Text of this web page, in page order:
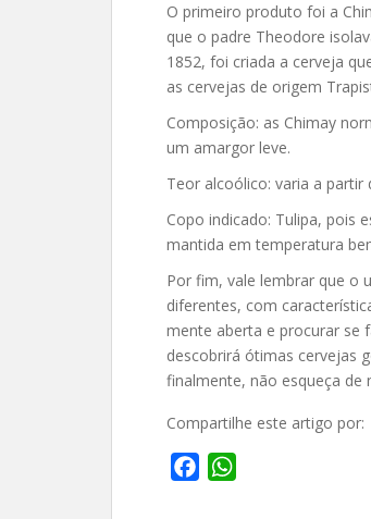
O primeiro produto foi a
que o padre Theodore
1852, foi criada a cerveja
as cervejas de origem
Composição: as Chimay
um amargor leve.
Teor alcoólico: varia a partir
Copo indicado: Tulipa, pois
mantida em temperatura
Por fim, vale lembrar que o
diferentes, com
mente aberta e procurar se
descobrirá ótimas cervejas
finalmente, não esqueça de
Compartilhe este artigo por: